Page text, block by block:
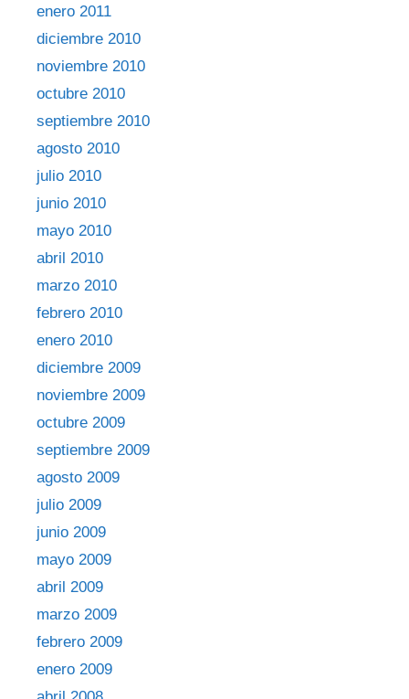
enero 2011
diciembre 2010
noviembre 2010
octubre 2010
septiembre 2010
agosto 2010
julio 2010
junio 2010
mayo 2010
abril 2010
marzo 2010
febrero 2010
enero 2010
diciembre 2009
noviembre 2009
octubre 2009
septiembre 2009
agosto 2009
julio 2009
junio 2009
mayo 2009
abril 2009
marzo 2009
febrero 2009
enero 2009